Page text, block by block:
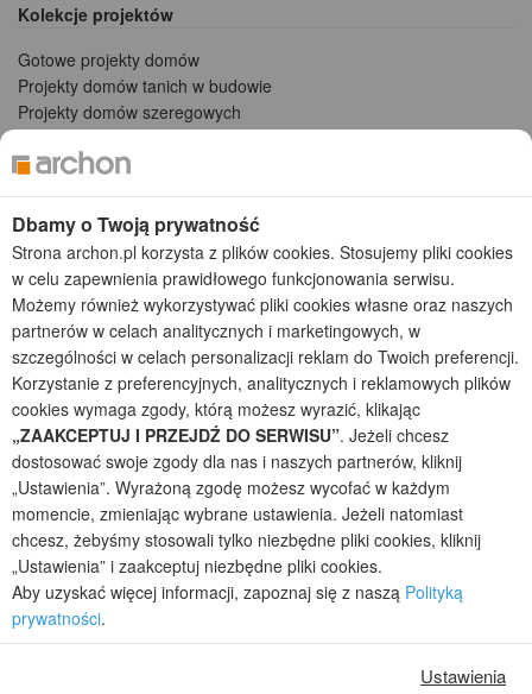
Kolekcje projektów
Gotowe projekty domów
Projekty domów tanich w budowie
Projekty domów szeregowych
Projekty małych domów (do 150 m2)
Projekty domów wielorodzinnych
Projekty domów nowoczesnych
Projekty domów parterowych
2026 © ARCHON+ Biuro Projektów - Tradycyjne i nowoczesne gotowe
projekty domów - autorska pracownia architektoniczna założona w 1990r.
przez arch. Barbarę Mendel
Z uwagi na ciągłe doskonalenie procesu powstawania projektów (zgodnie z
normą ISO 9001), prezentowane na stronie projekty domów mogą
nieznacznie różnić się od dokumentacji technicznej.
Informujemy, iż w celu optymalizacji treści dostępnych w naszym sklepie,
dostosowania ich do Państwa indywidualnych potrzeb korzystamy z
informacji zapisanych za pomocą plików cookies na urządzeniach
końcowych użytkowników. Pliki cookies użytkownik może kontrolować za
pomocą ustawień swojej przeglądarki internetowej. Dalsze korzystanie z
naszego serwisu internetowego, bez zmiany ustawień przeglądarki
internetowej oznacza, iż użytkownik akceptuje stosowanie plików cookies.
Więcej informacji zawartych jest w polityce prywatności.
Dbamy o Twoją prywatność
Strona archon.pl korzysta z plików cookies. Stosujemy pliki cookies
w celu zapewnienia prawidłowego funkcjonowania serwisu.
Możemy również wykorzystywać pliki cookies własne oraz naszych
partnerów w celach analitycznych i marketingowych, w
szczególności w celach personalizacji reklam do Twoich preferencji.
Korzystanie z preferencyjnych, analitycznych i reklamowych plików
cookies wymaga zgody, którą możesz wyrazić, klikając
„ZAAKCEPTUJ I PRZEJDŹ DO SERWISU”. Jeżeli chcesz
dostosować swoje zgody dla nas i naszych partnerów, kliknij
„Ustawienia”. Wyrażoną zgodę możesz wycofać w każdym
momencie, zmieniając wybrane ustawienia. Jeżeli natomiast
chcesz, żebyśmy stosowali tylko niezbędne pliki cookies, kliknij
„Ustawienia” i zaakceptuj niezbędne pliki cookies.
Aby uzyskać więcej informacji, zapoznaj się z naszą Polityką
prywatności.
Ustawienia